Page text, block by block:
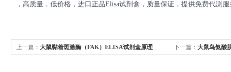
，高质量，低价格，进口正品Elisa试剂盒，质量保证，提供免费代测
上一篇： 大鼠黏着斑激酶（FAK）ELISA试剂盒原理 下一篇： 大鼠鸟氨酸